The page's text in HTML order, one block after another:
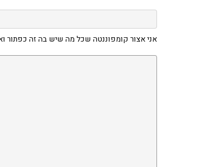
אני אצור קומפוננטה שכל מה שיש בה זה כפתור